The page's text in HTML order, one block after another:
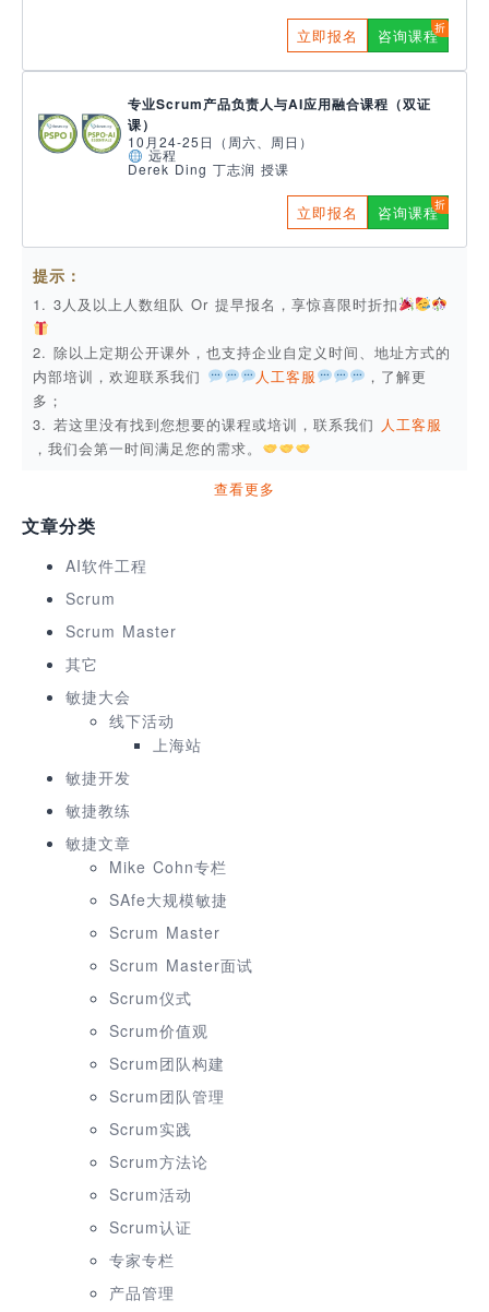
立即报名 咨询课程
专业Scrum产品负责人与AI应用融合课程（双证
课）
10月24-25日（周六、周日）
远程
Derek Ding 丁志润 授课
立即报名 咨询课程
提示：
1. 3人及以上人数组队 Or 提早报名，享惊喜限时折扣
2. 除以上定期公开课外，也支持企业自定义时间、地址方式的
内部培训，欢迎联系我们
人工客服
，了解更
多；
3. 若这里没有找到您想要的课程或培训，联系我们 人工客服
，我们会第一时间满足您的需求。
查看更多
文章分类
AI软件工程
Scrum
Scrum Master
其它
敏捷大会
线下活动
上海站
敏捷开发
敏捷教练
敏捷文章
Mike Cohn专栏
SAfe大规模敏捷
Scrum Master
Scrum Master面试
Scrum仪式
Scrum价值观
Scrum团队构建
Scrum团队管理
Scrum实践
Scrum方法论
Scrum活动
Scrum认证
专家专栏
产品管理